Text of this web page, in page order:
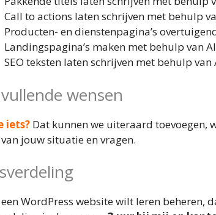
Call to actions laten schrijven met behulp
Producten- en dienstenpagina’s
Landingspagina’s maken met behulp van AI
SEO teksten laten schrijven met behulp van
wensen
iets? Dat kunnen we uiteraard toevoegen,
jouw situatie en vragen.
WordPress website wilt leren beheren,